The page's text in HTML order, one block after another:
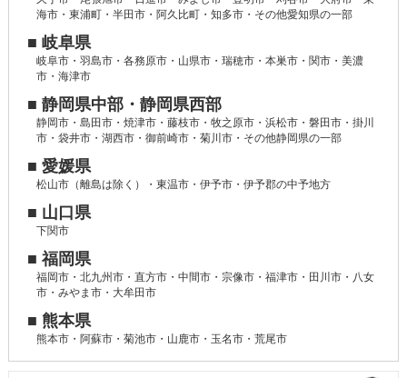
海市・東浦町・半田市・阿久比町・知多市・その他愛知県の一部
■ 岐阜県
岐阜市・羽島市・各務原市・山県市・瑞穂市・本巣市・関市・美濃
市・海津市
■ 静岡県中部・静岡県西部
静岡市・島田市・焼津市・藤枝市・牧之原市・浜松市・磐田市・掛川
市・袋井市・湖西市・御前崎市・菊川市・その他静岡県の一部
■ 愛媛県
松山市（離島は除く）・東温市・伊予市・伊予郡の中予地方
■ 山口県
下関市
■ 福岡県
福岡市・北九州市・直方市・中間市・宗像市・福津市・田川市・八女
市・みやま市・大牟田市
■ 熊本県
熊本市・阿蘇市・菊池市・山鹿市・玉名市・荒尾市